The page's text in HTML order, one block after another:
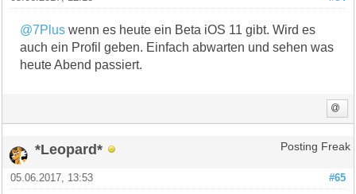
@7Plus wenn es heute ein Beta iOS 11 gibt. Wird es
auch ein Profil geben. Einfach abwarten und sehen was
heute Abend passiert.
*Leopard* Posting Freak
#65
05.06.2017, 13:53